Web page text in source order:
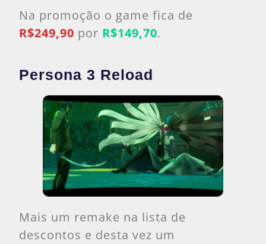
Na promoção o game fica de
R$249,90 por R$149,70.
Persona 3 Reload
Mais um remake na lista de
descontos e desta vez um